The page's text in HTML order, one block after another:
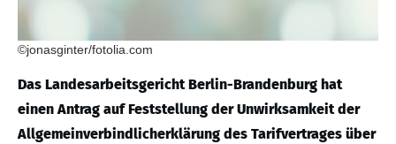
©jonasginter/fotolia.com
Das Landesarbeitsgericht Berlin-Brandenburg hat
einen Antrag auf Feststellung der Unwirksamkeit der
Allgemeinverbindlicherklärung des Tarifvertrages über